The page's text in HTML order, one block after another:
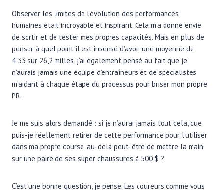
Observer les limites de l’évolution des performances
humaines était incroyable et inspirant. Cela m’a donné envie
de sortir et de tester mes propres capacités. Mais en plus de
penser à quel point il est insensé d’avoir une moyenne de
4:33 sur 26,2 milles, j’ai également pensé au fait que je
n’aurais jamais une équipe d’entraîneurs et de spécialistes
m’aidant à chaque étape du processus pour briser mon propre
PR.
Je me suis alors demandé : si je n’aurai jamais tout cela, que
puis-je réellement retirer de cette performance pour l’utiliser
dans ma propre course, au-delà peut-être de mettre la main
sur une paire de ses super chaussures à 500 $ ?
C’est une bonne question, je pense. Les coureurs comme vous